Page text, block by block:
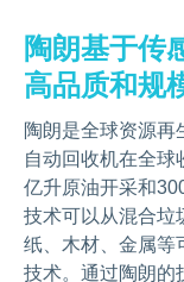
陶朗基于传
高品质和规
陶朗是全球资源再
自动回收机在全球
亿升原油开采和
技术可以从混合垃
纸、木材、金属等
技术。通过陶朗的